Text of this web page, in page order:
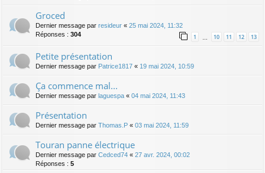
Groced
Dernier message par resideur « 25 mai 2024, 11:32
Réponses : 304 1 10 11 12 13
Petite présentation
Dernier message par Patrice1817 « 19 mai 2024, 10:59
Ça commence mal...
Dernier message par laguespa « 04 mai 2024, 11:43
Présentation
Dernier message par Thomas.P « 03 mai 2024, 11:59
Touran panne électrique
Dernier message par Cedced74 « 27 avr. 2024, 00:02
Réponses : 5